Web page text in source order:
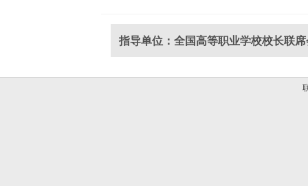
指导单位：全国高等职业学校校长联